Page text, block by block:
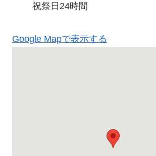
祝祭日24時間
Google Mapで表示する